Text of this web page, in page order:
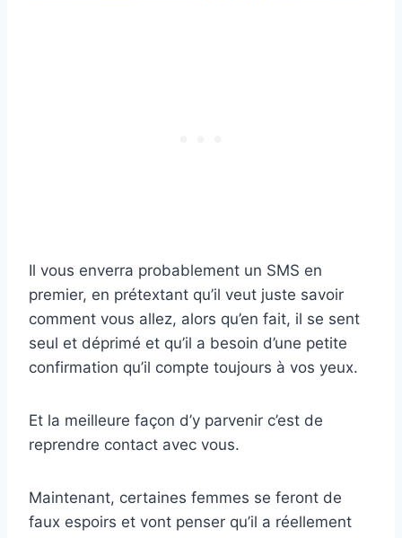
Il vous enverra probablement un SMS en
premier, en prétextant qu’il veut juste savoir
comment vous allez, alors qu’en fait, il se sent
seul et déprimé et qu’il a besoin d’une petite
confirmation qu’il compte toujours à vos yeux.
Et la meilleure façon d’y parvenir c’est de
reprendre contact avec vous.
Maintenant, certaines femmes se feront de
faux espoirs et vont penser qu’il a réellement